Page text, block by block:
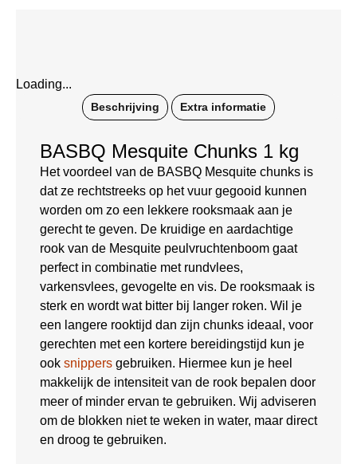
Loading...
Beschrijving Extra informatie
BASBQ Mesquite Chunks 1 kg
Het voordeel van de BASBQ Mesquite chunks is
dat ze rechtstreeks op het vuur gegooid kunnen
worden om zo een lekkere rooksmaak aan je
gerecht te geven. De kruidige en aardachtige
rook van de Mesquite peulvruchtenboom gaat
perfect in combinatie met rundvlees,
varkensvlees, gevogelte en vis. De rooksmaak is
sterk en wordt wat bitter bij langer roken. Wil je
een langere rooktijd dan zijn chunks ideaal, voor
gerechten met een kortere bereidingstijd kun je
ook snippers gebruiken. Hiermee kun je heel
makkelijk de intensiteit van de rook bepalen door
meer of minder ervan te gebruiken. Wij adviseren
om de blokken niet te weken in water, maar direct
en droog te gebruiken.